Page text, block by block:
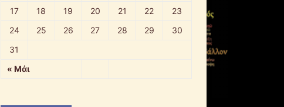
« Μάι
17
18 19 20 21 22
23
24
25 26 27 28 29
30
31